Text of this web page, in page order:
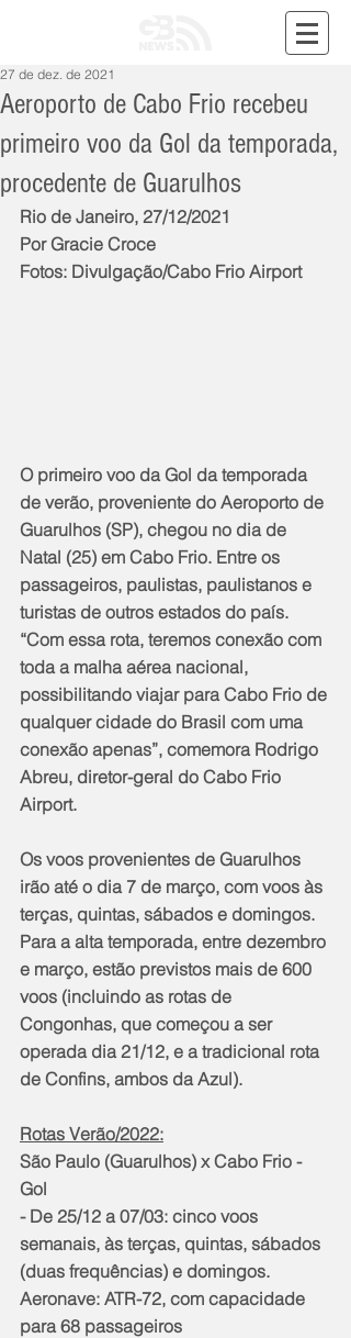
Aeroporto de Cabo Frio recebeu
primeiro voo da Gol da temporada,
procedente de Guarulhos
27 de dez. de 2021
Rio de Janeiro, 27/12/2021
Por Gracie Croce
Fotos: Divulgação/Cabo Frio Airport
O primeiro voo da Gol da temporada
de verão, proveniente do Aeroporto de
Guarulhos (SP), chegou no dia de
Natal (25) em Cabo Frio. Entre os
passageiros, paulistas, paulistanos e
turistas de outros estados do país.
“Com essa rota, teremos conexão com
toda a malha aérea nacional,
possibilitando viajar para Cabo Frio de
qualquer cidade do Brasil com uma
conexão apenas”, comemora Rodrigo
Abreu, diretor-geral do Cabo Frio
Airport.
Os voos provenientes de Guarulhos
irão até o dia 7 de março, com voos às
terças, quintas, sábados e domingos.
Para a alta temporada, entre dezembro
e março, estão previstos mais de 600
voos (incluindo as rotas de
Congonhas, que começou a ser
operada dia 21/12, e a tradicional rota
de Confins, ambos da Azul).
Rotas Verão/2022:
São Paulo (Guarulhos) x Cabo Frio -
Gol
- De 25/12 a 07/03: cinco voos
semanais, às terças, quintas, sábados
(duas frequências) e domingos.
Aeronave: ATR-72, com capacidade
para 68 passageiros